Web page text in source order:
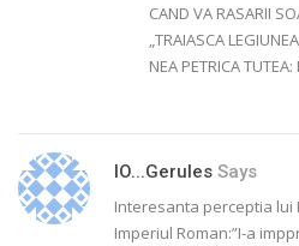
CAND VA RASARII
„TRAIASCA
NEA PETRICA
IO...gerules Says
Interesanta perceptia lui
Imperiul Roman:”I-a